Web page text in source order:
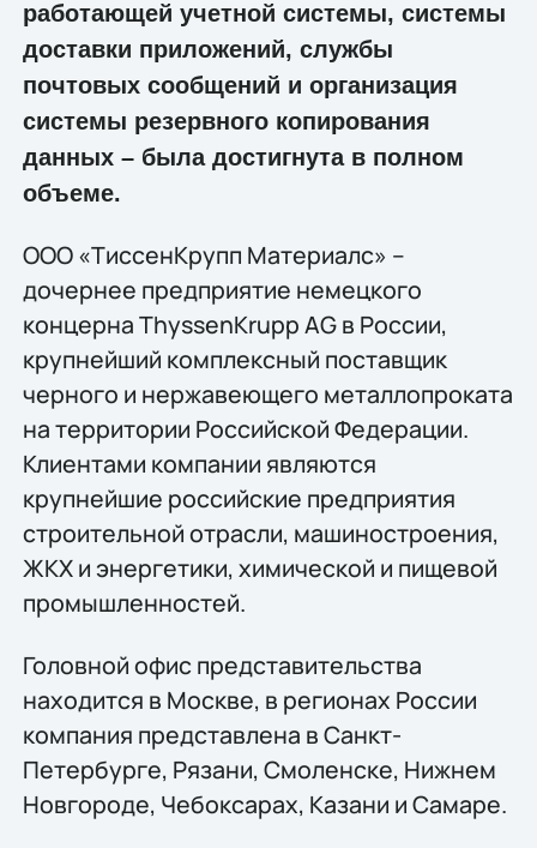
работающей учетной системы, системы
доставки приложений, службы
почтовых сообщений и организация
системы резервного копирования
данных – была достигнута в полном
объеме.
ООО «ТиссенКрупп Материалс» –
дочернее предприятие немецкого
концерна ThyssenKrupp AG в России,
крупнейший комплексный поставщик
черного и нержавеющего металлопроката
на территории Российской Федерации.
Клиентами компании являются
крупнейшие российские предприятия
строительной отрасли, машиностроения,
ЖКХ и энергетики, химической и пищевой
промышленностей.
Головной офис представительства
находится в Москве, в регионах России
компания представлена в Санкт-
Петербурге, Рязани, Смоленске, Нижнем
Новгороде, Чебоксарах, Казани и Самаре.